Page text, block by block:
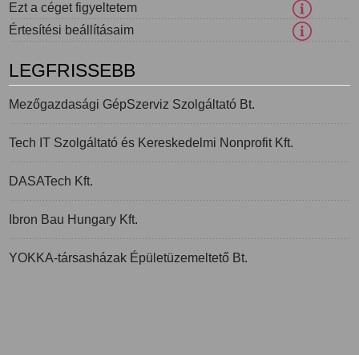
Ezt a céget figyeltetem
Értesítési beállításaim
LEGFRISSEBB
Mezőgazdasági GépSzerviz Szolgáltató Bt.
Tech IT Szolgáltató és Kereskedelmi Nonprofit Kft.
DASATech Kft.
Ibron Bau Hungary Kft.
YOKKA-társasházak Épületüzemeltető Bt.